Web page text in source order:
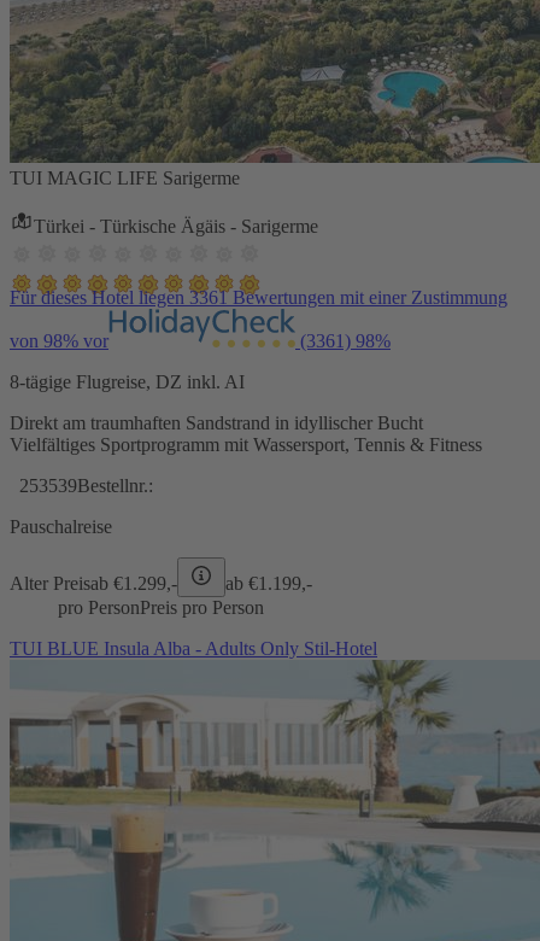
TUI MAGIC LIFE Sarigerme
Türkei - Türkische Ägäis - Sarigerme
Für dieses Hotel liegen 3361 Bewertungen mit einer Zustimmung
von 98% vor (3361) 98%
8-tägige Flugreise, DZ inkl. AI
Direkt am traumhaften Sandstrand in idyllischer Bucht
Vielfältiges Sportprogramm mit Wassersport, Tennis & Fitness
253539Bestellnr.:
Pauschalreise
Alter Preisab €1.299,- ab €1.199,-
pro PersonPreis pro Person
TUI BLUE Insula Alba - Adults Only Stil-Hotel